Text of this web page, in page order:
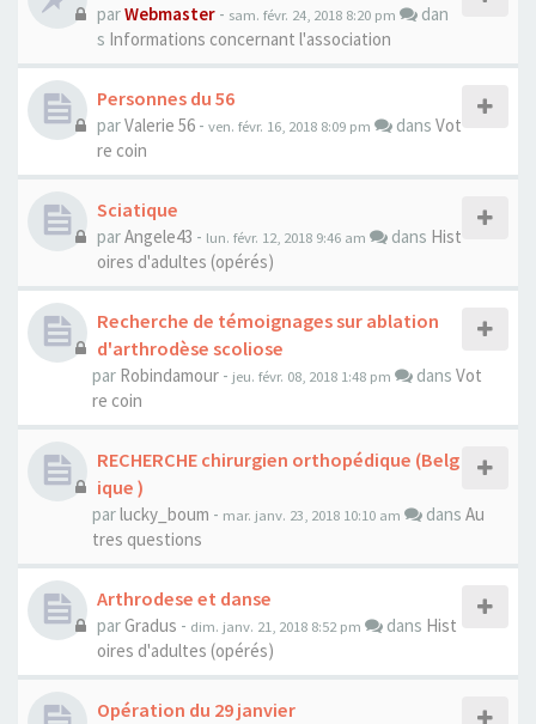
parWebmaster - sam. févr. 24, 2018 8:20 pm
dan
s Informations concernant l'association
Personnes du 56
parValerie 56 - ven. févr. 16, 2018 8:09 pm dans Vot
re coin
Sciatique
parAngele43 - lun. févr. 12, 2018 9:46 am dans Hist
oires d'adultes (opérés)
Recherche de témoignages sur ablation
d'arthrodèse scoliose
par Robindamour - jeu. févr. 08, 2018 1:48 pm dans Vot
re coin
RECHERCHE chirurgien orthopédique (Belg
ique )
parlucky_boum - mar. janv. 23, 2018 10:10 am dans Au
tres questions
Arthrodese et danse
parGradus - dim. janv. 21, 2018 8:52 pm dans Hist
oires d'adultes (opérés)
Opération du 29 janvier